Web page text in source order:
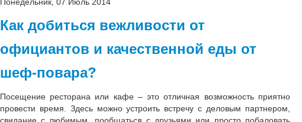
Как добиться вежливости от
официантов и качественной еды от
шеф-повара?
Посещение ресторана или кафе – это отличная возможность приятно
провести время. Здесь можно устроить встречу с деловым партнером,